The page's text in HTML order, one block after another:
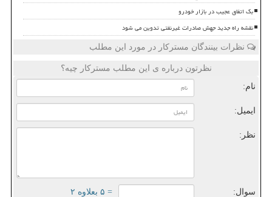
بک اتفاق عجیب در بازار خودرو
نقشه راه جدید جهش صادرات غیرنفتی تدوین می شود
نظرات بینندگان مسترکار در مورد این مطلب
نظرتون درباره ی این مطلب مسترکار چیه؟
نام:
ایمیل:
نظر:
سوال: = ۵ بعلاوه ۲